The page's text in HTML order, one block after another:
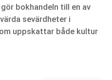
bokhandeln till en av
sevärdheter i
uppskattar både kultur